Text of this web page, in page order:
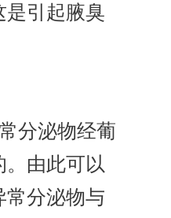
是引起腋臭
分泌物经葡
由此可以
常分泌物与